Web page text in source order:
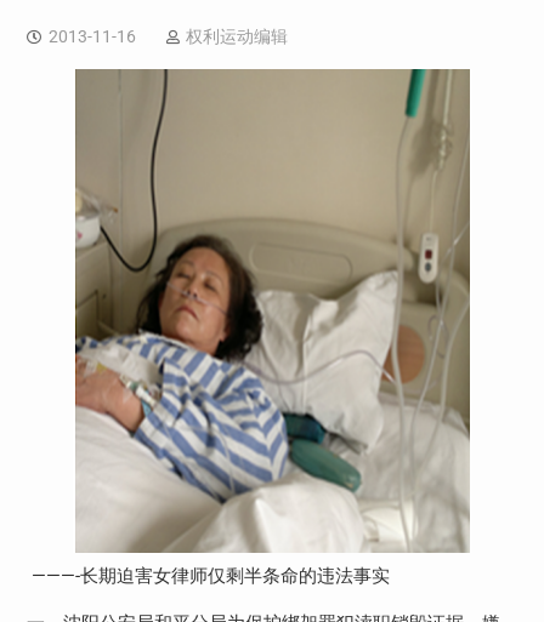
2013-11-16 权利运动编辑
———-长期迫害女律师仅剩半条命的违法事实